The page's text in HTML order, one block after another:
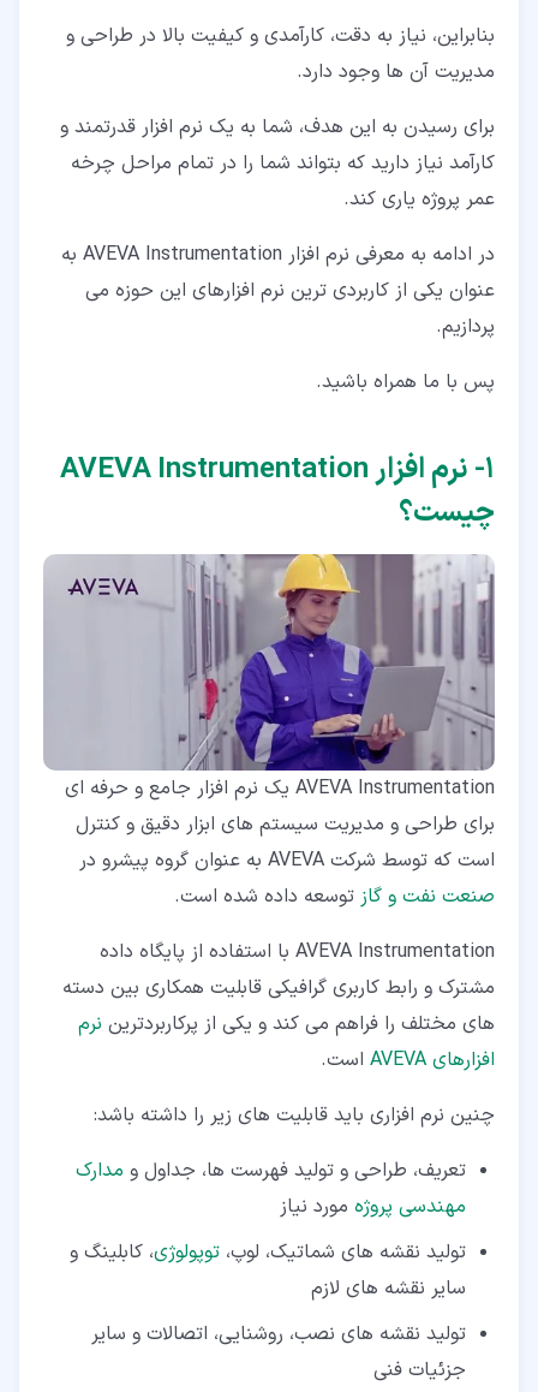
۵‏-‏۲‏- ماژول Engineering Design Manager (EDM)
۵‏-‏۳‏- ماژول Engineering Design Viewer (EDV)
۵‏-‏۴‏- ماژول Engineering Design Output Manager
(EDOM)
۶‏- مزایای استفاده از نرم افزار AVEVA Instrumentation
بنابراین، نیاز به دقت، کارآمدی و کیفیت بالا در طراحی و
مدیریت آن ها وجود دارد.
برای رسیدن به این هدف، شما به یک نرم افزار قدرتمند و
کارآمد نیاز دارید که بتواند شما را در تمام مراحل چرخه
عمر پروژه یاری کند.
در ادامه به معرفی نرم افزار AVEVA Instrumentation به
عنوان یکی از کاربردی ترین نرم افزارهای این حوزه می
پردازیم.
پس با ما همراه باشید.
۱‏- نرم افزار AVEVA Instrumentation
چیست؟
AVEVA Instrumentation یک نرم افزار جامع و حرفه ای
برای طراحی و مدیریت سیستم های ابزار دقیق و کنترل
است که توسط شرکت AVEVA به عنوان گروه پیشرو در
صنعت نفت و گاز توسعه داده شده است.
AVEVA Instrumentation با استفاده از پایگاه داده
مشترک و رابط کاربری گرافیكی قابلیت همكاری بین دسته
های مختلف را فراهم می كند و یکی از پرکاربردترین نرم
افزارهای AVEVA
است.
چنین نرم افزاری باید قابلیت های زیر را داشته باشد:
تعریف، طراحی و تولید فهرست ها، جداول و مدارک
مهندسی پروژه مورد نیاز
تولید نقشه های شماتیک، لوپ، توپولوژی، کابلینگ و
سایر نقشه های لازم
تولید نقشه های نصب، روشنایی، اتصالات و سایر
جزئیات فنی